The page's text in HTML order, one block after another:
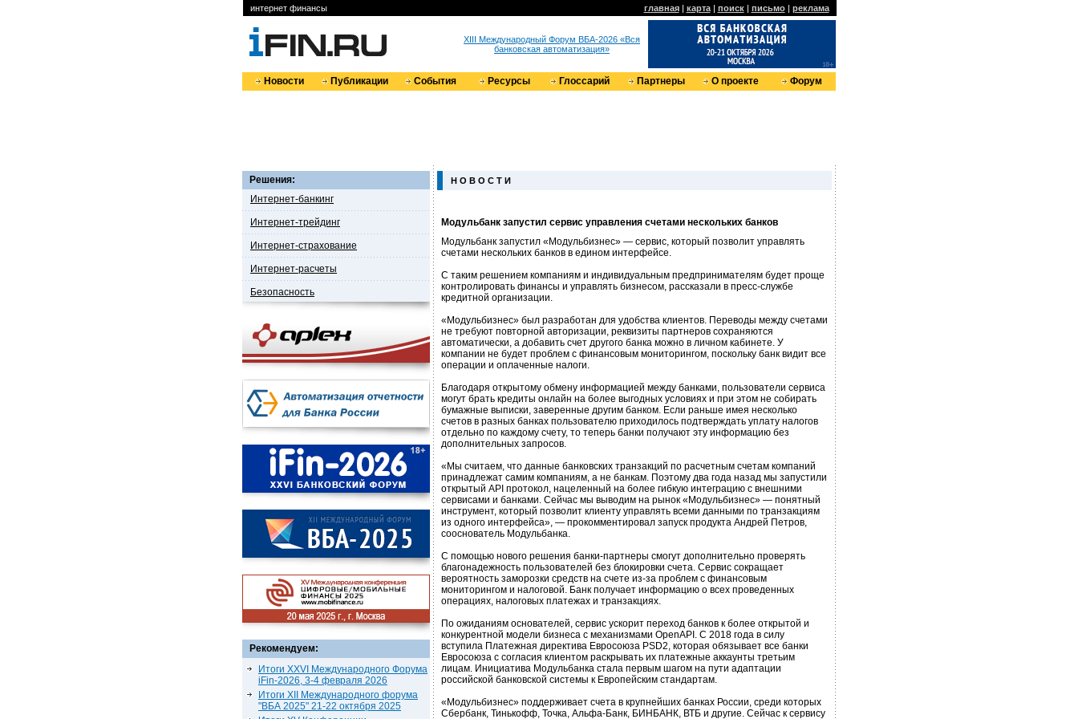
интернет финансы главная| карта| поиск| письмо| реклама
XIII Международный Форум ВБА-2026 «Вся
банковская автоматизация»
Новости Публикации События Ресурсы Глоссарий Партнеры О проекте Форум
Решения:
Интернет-банкинг
Интернет-трейдинг
Интернет-страхование
Интернет-расчеты
Безопасность
Рекомендуем:
Итоги XXVI Международного Форума
iFin-2026, 3-4 февраля 2026
Итоги XII Международного форума
"ВБА 2025" 21-22 октября 2025
Н О В О С Т И
Модульбанк запустил сервис управления счетами нескольких банков
Модульбанк запустил «Модульбизнес» — сервис, который позволит управлять
счетами нескольких банков в едином интерфейсе.
С таким решением компаниям и индивидуальным предпринимателям будет проще
контролировать финансы и управлять бизнесом, рассказали в пресс-службе
кредитной организации.
«Модульбизнес» был разработан для удобства клиентов. Переводы между счетами
не требуют повторной авторизации, реквизиты партнеров сохраняются
автоматически, а добавить счет другого банка можно в личном кабинете. У
компании не будет проблем с финансовым мониторингом, поскольку банк видит все
операции и оплаченные налоги.
Благодаря открытому обмену информацией между банками, пользователи сервиса
могут брать кредиты онлайн на более выгодных условиях и при этом не собирать
бумажные выписки, заверенные другим банком. Если раньше имея несколько
счетов в разных банках пользователю приходилось подтверждать уплату налогов
отдельно по каждому счету, то теперь банки получают эту информацию без
дополнительных запросов.
«Мы считаем, что данные банковских транзакций по расчетным счетам компаний
принадлежат самим компаниям, а не банкам. Поэтому два года назад мы запустили
открытый API протокол, нацеленный на более гибкую интеграцию с внешними
сервисами и банками. Сейчас мы выводим на рынок «Модульбизнес» — понятный
инструмент, который позволит клиенту управлять всеми данными по транзакциям
из одного интерфейса», — прокомментировал запуск продукта Андрей Петров,
сооснователь Модульбанка.
С помощью нового решения банки-партнеры смогут дополнительно проверять
благонадежность пользователей без блокировки счета. Сервис сокращает
вероятность заморозки средств на счете из-за проблем с финансовым
мониторингом и налоговой. Банк получает информацию о всех проведенных
операциях, налоговых платежах и транзакциях.
По ожиданиям основателей, сервис ускорит переход банков к более открытой и
конкурентной модели бизнеса с механизмами OpenAPI. С 2018 года в силу
вступила Платежная директива Евросоюза PSD2, которая обязывает все банки
Евросоюза с согласия клиентом раскрывать их платежные аккаунты третьим
лицам. Инициатива Модульбанка стала первым шагом на пути адаптации
российской банковской системы к Европейским стандартам.
«Модульбизнес» поддерживает счета в крупнейших банках России, среди которых
Сбербанк, Тинькофф, Точка, Альфа-Банк, БИНБАНК, ВТБ и другие. Сейчас к сервису